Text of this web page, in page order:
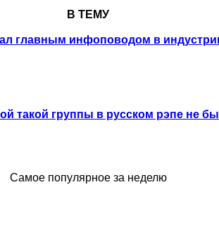
В ТЕМУ
главным инфоповодом в
такой группы в русском рэпе не
Самое популярное за неделю